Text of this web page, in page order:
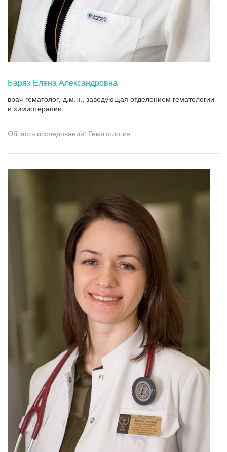
Барях Елена Александровна
врач-гематолог, д.м.н., заведующая отделением гематологии
и химиотерапии
Область исследований: Гематология